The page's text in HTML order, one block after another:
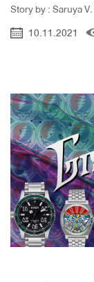
Story by : Saruya V.
10.11.2021